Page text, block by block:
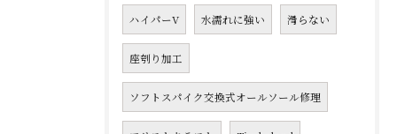
ハイパーV 水濡れに強い 滑らない
座刳り加工
ソフトスパイク交換式オールソール修理